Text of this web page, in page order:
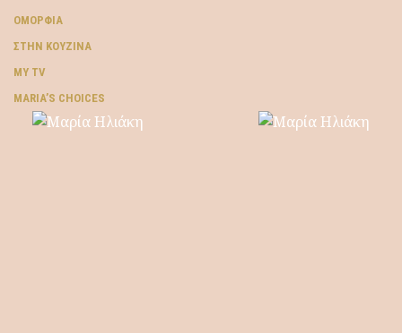
ΟΜΟΡΦΙΆ
ΣΤΗΝ ΚΟΥΖΊΝΑ
MY TV
ΜARIA’S CHOICES